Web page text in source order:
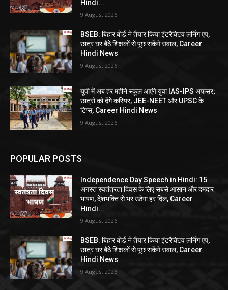
Hindi...
9 August 2026
BSEB: बिहार बोर्ड ने तैयार किया इंटरैक्टिव लर्निंग एप,
छात्र घर बैठे शिक्षकों से पूछ सकेंगे सवाल, Career
Hindi News
9 August 2026
यूपी में अब हर महीने स्कूल आएंगे युवा IAS-IPS अफसर;
छात्रों को देंगे करियर, JEE-NEET और UPSC के
टिप्स, Career Hindi News
9 August 2026
POPULAR POSTS
Independence Day Speech in Hindi: 15
अगस्त स्वतंत्रता दिवस के लिए सबसे आसान और दमदार
भाषण, देशभक्ति से भर उठेगा हर दिल, Career
Hindi...
9 August 2026
BSEB: बिहार बोर्ड ने तैयार किया इंटरैक्टिव लर्निंग एप,
छात्र घर बैठे शिक्षकों से पूछ सकेंगे सवाल, Career
Hindi News
9 August 2026